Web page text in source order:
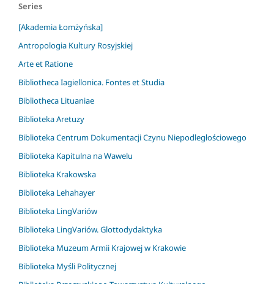
Series
[Akademia Łomżyńska]
Antropologia Kultury Rosyjskiej
Arte et Ratione
Bibliotheca Iagiellonica. Fontes et Studia
Bibliotheca Lituaniae
Biblioteka Aretuzy
Biblioteka Centrum Dokumentacji Czynu Niepodległościowego
Biblioteka Kapitulna na Wawelu
Biblioteka Krakowska
Biblioteka Lehahayer
Biblioteka LingVariów
Biblioteka LingVariów. Glottodydaktyka
Biblioteka Muzeum Armii Krajowej w Krakowie
Biblioteka Myśli Politycznej